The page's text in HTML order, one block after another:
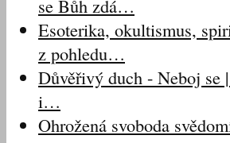
se Bůh zdá…
Esoterika, okultismus,
z pohledu…
Důvěřivý duch - Neboj se
i…
Ohrožená svoboda